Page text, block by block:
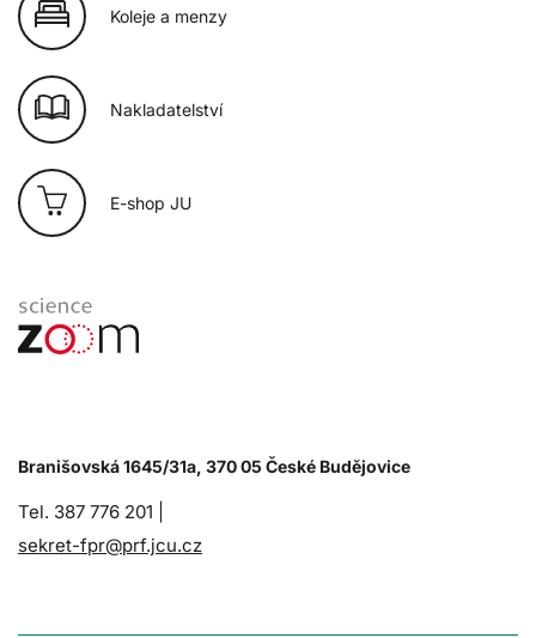
Koleje a menzy
Nakladatelství
E-shop JU
Branišovská 1645/31a, 370 05 České Budějovice
Tel. 387 776 201 |
sekret-fpr@prf.jcu.cz